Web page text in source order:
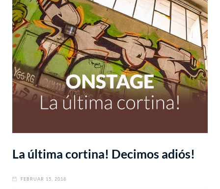
La última cortina! Decimos adiós!
FEBRUAR 15, 2018